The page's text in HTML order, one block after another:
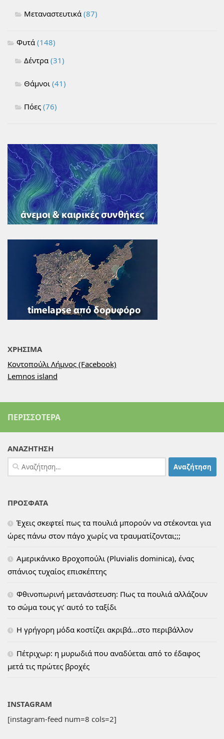
Μεταναστευτικά (87)
Φυτά (148)
Δέντρα (31)
Θάμνοι (41)
Πόες (76)
ΧΡΗΣΙΜΑ
Κοντοπούλι Λήμνος (Facebook)
Lemnos island
ΠΕΡΙΣΣΌΤΕΡΑ
ΑΝΑΖΗΤΗΣΗ
Αναζήτηση
για:
ΠΡΟΣΦΑΤΑ
Έχεις σκεφτεί πως τα πουλιά μπορούν να στέκονται για
ώρες πάνω στον πάγο χωρίς να τραυματίζονται;;;
Αμερικάνικο Βροχοπούλι (Pluvialis dominica), ένας
σπάνιος τυχαίος επισκέπτης
Φθινοπωρινή μετανάστευση: Πως τα πουλιά αλλάζουν
το σώμα τους γι’ αυτό το ταξίδι
H γρήγορη μόδα κοστίζει ακριβά…στο περιβάλλον
Πέτριχωρ: η μυρωδιά που αναδύεται από το έδαφος
μετά τις πρώτες βροχές
INSTAGRAM
[instagram-feed num=8 cols=2]